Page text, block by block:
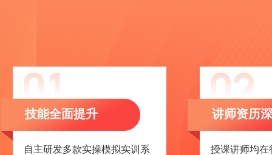
技能全面提升
自主研发多款实操模拟实训系
讲师资历
授课讲师均